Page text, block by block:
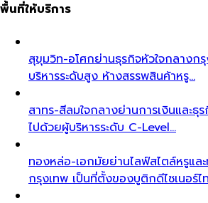
พื้นที่ให้บริการ
สุขุมวิท-อโศกย่านธุรกิจหัวใจกลางก
บริหารระดับสูง ห้างสรรพสินค้าหรู…
สาทร-สีลมใจกลางย่านการเงินและธุ
ไปด้วยผู้บริหารระดับ C-Level…
ทองหล่อ-เอกมัยย่านไลฟ์สไตล์หรูแ
กรุงเทพ เป็นที่ตั้งของบูติกดีไซเนอร์ไ